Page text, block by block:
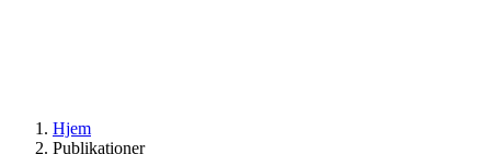
Hjem
Publikationer